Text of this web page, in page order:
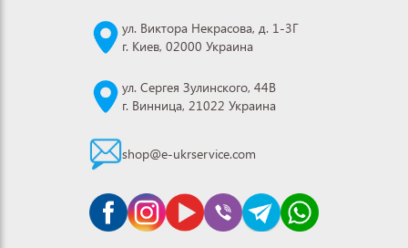
ул. Виктора Некрасова, д. 1-3Г
г. Киев, 02000 Украина
ул. Сергея Зулинского, 44В
г. Винница, 21022 Украина
shop@e-ukrservice.com